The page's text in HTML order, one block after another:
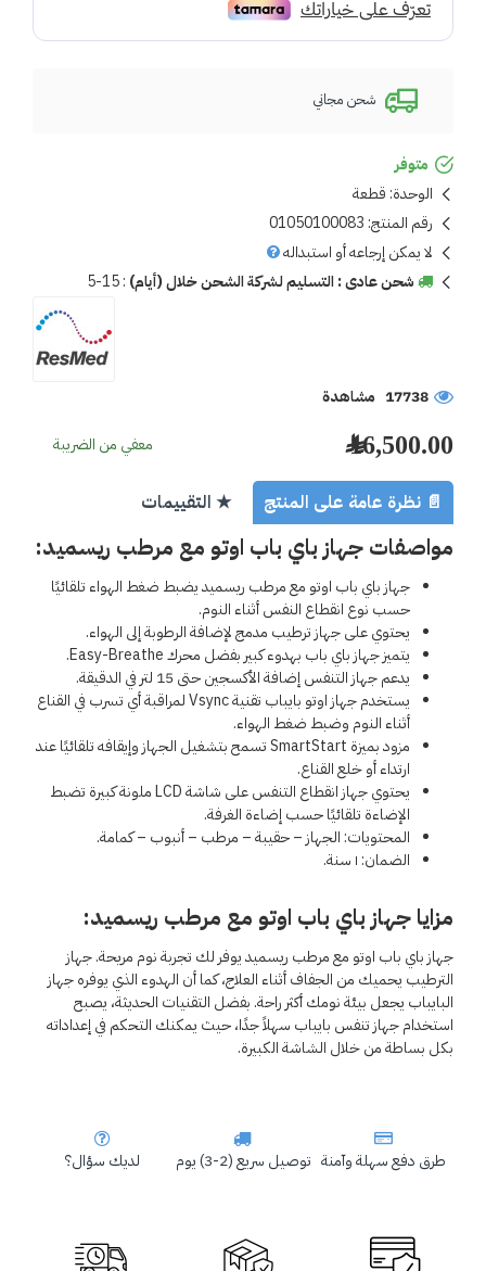
متوفر
الوحدة: قطعة
رقم المنتج: 01050100083
لا يمكن إرجاعه أو استبداله
شحن عادى : التسليم لشركة الشحن خلال (أيام) :
5-15
17738 مشاهدة
16,500.00 ﷼ معفي من الضريبة
شحن مجاني
طرق دفع سهلة وآمنة توصيل سريع (2-3) يوم لديك سؤال؟
📄 نظرة عامة على المنتج ★ التقييمات
مواصفات جهاز باي باب اوتو مع مرطب ريسميد:
جهاز باي باب اوتو مع مرطب ريسميد يضبط ضغط الهواء تلقائيًا
حسب نوع انقطاع النفس أثناء النوم.
يحتوي على جهاز ترطيب مدمج لإضافة الرطوبة إلى الهواء.
يتميز جهاز باي باب بهدوء كبير بفضل محركEasy-Breathe
.
يدعم جهاز التنفس إضافة الأكسجين حتى 15 لتر في الدقيقة.
يستخدم جهاز اوتو بايباب تقنيةVsyncلمراقبة أي تسرب في القناع
أثناء النوم وضبط ضغط الهواء.
مزود بميزة SmartStartتسمح بتشغيل الجهاز وإيقافه تلقائيًا عند
ارتداء أو خلع القناع.
يحتوي جهاز انقطاع التنفس على شاشةLCDملونة كبيرة تضبط
الإضاءة تلقائيًا حسب إضاءة الغرفة.
المحتويات: الجهاز – حقيبة – مرطب – أنبوب – كمامة.
الضمان: ١ سنة.
مزايا جهاز باي باب اوتو مع مرطب ريسميد:
جهاز باي باب اوتو مع مرطب ريسميد يوفر لك تجربة نوم مريحة. جهاز
الترطيب يحميك من الجفاف أثناء العلاج، كما أن الهدوء الذي يوفره جهاز
البايباب يجعل بيئة نومك أكثر راحة. بفضل التقنيات الحديثة، يصبح
استخدام جهاز تنفس بايباب سهلاً جدًا، حيث يمكنك التحكم في إعداداته
بكل بساطة من خلال الشاشة الكبيرة.